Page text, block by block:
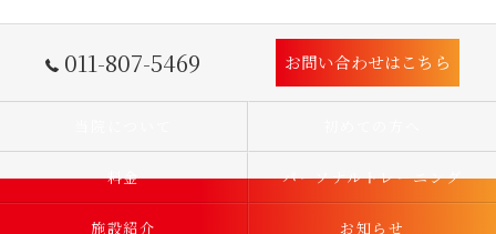
011-807-5469 お問い合わせはこちら
料金 パーソナルトレーニング
施設紹介 お知らせ